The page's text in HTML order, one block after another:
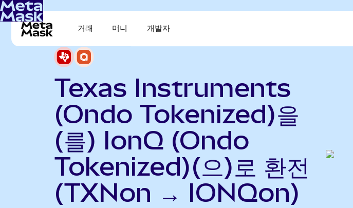
거래 머니 개발자
Texas Instruments
(Ondo Tokenized)을
(를) IonQ (Ondo
Tokenized)(으)로 환전
(TXNon → IONQon)